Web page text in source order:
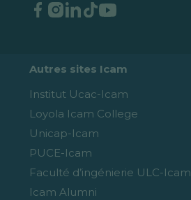
Autres sites Icam
Institut Ucac-Icam
Loyola Icam College
Unicap-Icam
PUCE-Icam
Faculté d’ingénierie ULC-Icam
Icam Alumni